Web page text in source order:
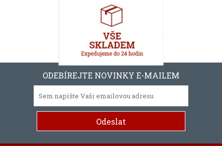
ODEBÍREJTE NOVINKY E-MAILEM